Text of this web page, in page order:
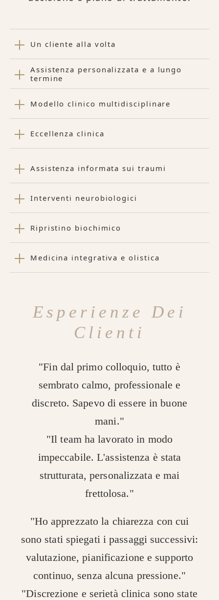
Un cliente alla volta
Assistenza personalizzata e a lungo
termine
Modello clinico multidisciplinare
Eccellenza clinica
Assistenza informata sui traumi
Interventi neurobiologici
Ripristino biochimico
Medicina integrativa e olistica
Esperienze Dei
Clienti
"Fin dal primo colloquio, tutto è
sembrato calmo, professionale e
discreto. Sapevo di essere in buone
mani."
"Il team ha lavorato in modo
impeccabile. L'assistenza è stata
strutturata, personalizzata e mai
frettolosa."
"Ho apprezzato la chiarezza con cui
sono stati spiegati i passaggi successivi:
valutazione, pianificazione e supporto
continuo, senza alcuna pressione."
"Discrezione e serietà clinica sono state